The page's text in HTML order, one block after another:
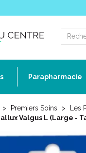
Parapharmacie
Premiers Soins Les
Valgus L (Large